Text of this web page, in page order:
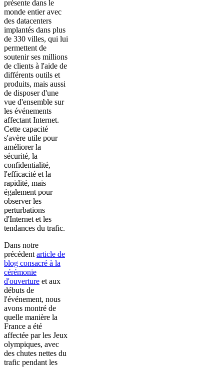
présente dans le
monde entier avec
des datacenters
implantés dans plus
de 330 villes, qui lui
permettent de
soutenir ses millions
de clients à l'aide de
différents outils et
produits, mais aussi
de disposer d'une
vue d'ensemble sur
les événements
affectant Internet.
Cette capacité
s'avère utile pour
améliorer la
sécurité, la
confidentialité,
l'efficacité et la
rapidité, mais
également pour
observer les
perturbations
d'Internet et les
tendances du trafic.
Dans notre
précédent article de
blog consacré à la
cérémonie
d'ouverture et aux
débuts de
l'événement, nous
avons montré de
quelle manière la
France a été
affectée par les Jeux
olympiques, avec
des chutes nettes du
trafic pendant les